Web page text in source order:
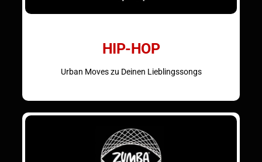
HIP-HOP
Urban Moves zu Deinen Lieblingssongs